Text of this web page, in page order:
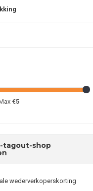
€5
tagout-shop
wederverkoperskorting